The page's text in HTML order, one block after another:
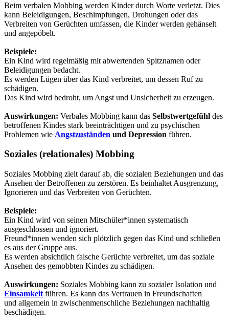
Beim verbalen Mobbing werden Kinder durch Worte verletzt. Dies
kann Beleidigungen, Beschimpfungen, Drohungen oder das
Verbreiten von Gerüchten umfassen, die Kinder werden gehänselt
und angepöbelt.
Beispiele:
Ein Kind wird regelmäßig mit abwertenden Spitznamen oder
Beleidigungen bedacht.
Es werden Lügen über das Kind verbreitet, um dessen Ruf zu
schädigen.
Das Kind wird bedroht, um Angst und Unsicherheit zu erzeugen.
Auswirkungen: Verbales Mobbing kann das Selbstwertgefühl des
betroffenen Kindes stark beeinträchtigen und zu psychischen
Problemen wie Angstzuständen und Depression führen.
Soziales (relationales) Mobbing
Soziales Mobbing zielt darauf ab, die sozialen Beziehungen und das
Ansehen der Betroffenen zu zerstören. Es beinhaltet Ausgrenzung,
Ignorieren und das Verbreiten von Gerüchten.
Beispiele:
Ein Kind wird von seinen Mitschüler*innen systematisch
ausgeschlossen und ignoriert.
Freund*innen wenden sich plötzlich gegen das Kind und schließen
es aus der Gruppe aus.
Es werden absichtlich falsche Gerüchte verbreitet, um das soziale
Ansehen des gemobbten Kindes zu schädigen.
Auswirkungen: Soziales Mobbing kann zu sozialer Isolation und
Einsamkeit führen. Es kann das Vertrauen in Freundschaften
und allgemein in zwischenmenschliche Beziehungen nachhaltig
beschädigen.